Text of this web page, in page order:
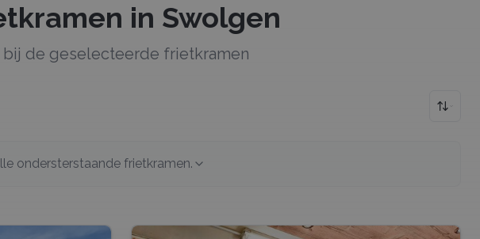
in Swolgen
de geselecteerde frietkramen
ondersterstaande frietkramen.